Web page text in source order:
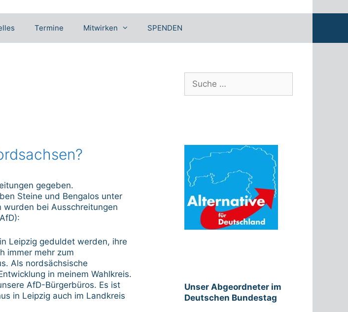
Termine Mitwirken SPENDEN
gegeben.
Steine und Bengalos unter
bei Ausschreitungen
Leipzig geduldet werden, ihre
immer mehr zum
Als nordsächsische
in meinem Wahlkreis.
AfD-Bürgerbüros. Es ist
in Leipzig auch im Landkreis
nach:
Unser Abgeordneter im
Deutschen Bundestag